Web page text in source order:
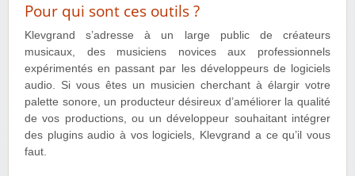
Pour qui sont ces outils ?
Klevgrand s’adresse à un large public de créateurs
musicaux, des musiciens novices aux professionnels
expérimentés en passant par les développeurs de logiciels
audio. Si vous êtes un musicien cherchant à élargir votre
palette sonore, un producteur désireux d’améliorer la qualité
de vos productions, ou un développeur souhaitant intégrer
des plugins audio à vos logiciels, Klevgrand a ce qu’il vous
faut.